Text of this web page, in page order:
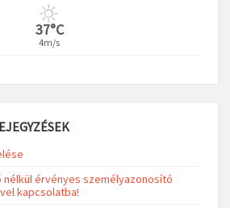
37°C
4m/s
nélkül érvényes személyazonosító
kapcsolatba!